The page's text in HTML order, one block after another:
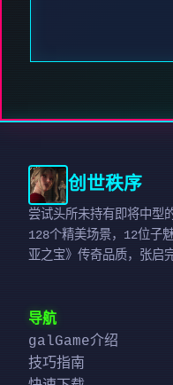
创世秩序
尝试头所未持有即将中型
128个精美场景，12位子
亚之宝》传奇品质，张启
导航
galGame介绍
技巧指南